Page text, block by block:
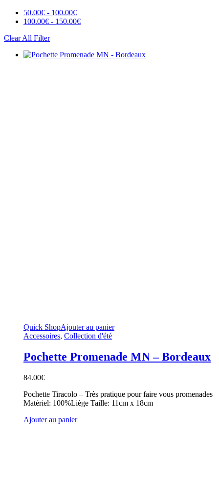
50.00€ - 100.00€
100.00€ - 150.00€
Clear All Filter
Quick ShopAjouter au panier
Accessoires, Collection d'été
Pochette Promenade MN – Bordeaux
84.00€
Pochette Tiracolo – Très pratique pour faire vous promenades
Matériel: 100%Liège Taille: 11cm x 18cm
Ajouter au panier